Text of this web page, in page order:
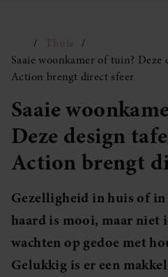
Thuis
Saaie woonkamer of tuin? Deze
Action brengt direct sfeer
Saaie
Deze design
Action brengt
Gezelligheid in huis of in
haard is mooi, maar niet
wachten op gedoe met
Gelukkig is er een